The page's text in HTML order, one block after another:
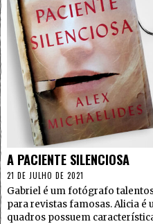
A PACIENTE SILENCIOSA
21 DE JULHO DE 2021
Gabriel é um fotógrafo
para revistas famosas. Alicia é
quadros possuem